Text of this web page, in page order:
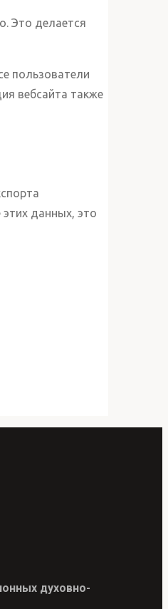
Это делается
пользователи
вебсайта также
данных, это
духовно-